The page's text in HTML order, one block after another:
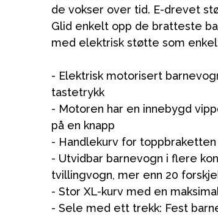
de vokser over tid. E-drevet
Glid enkelt opp de bratteste
med elektrisk støtte som
- Elektrisk motorisert
tastetrykk
- Motoren har en innebygd
på en knapp
- Handlekurv for
- Utvidbar barnevogn i flere
tvillingvogn, mer enn 20
- Stor XL-kurv med en
- Sele med ett trekk: Fest
VÅRT SORTIMENT
Mamma & Pappa
Møbler & seng
Tilbehør
Reservedeler